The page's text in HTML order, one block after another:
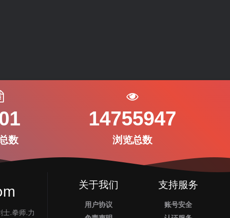
数
14755947
浏览总数
.拳师.力
关于我们
用户协议
支持服务
账号安全